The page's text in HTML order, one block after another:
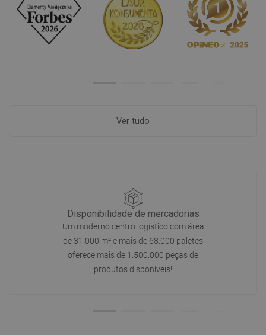
Ver tudo
Disponibilidade de mercadorias
Um moderno centro logístico com área
de 31.000 m² e mais de 68.000 paletes
oferece mais de 1.500.000 peças de
produtos disponíveis!